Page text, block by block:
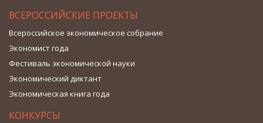
ВСЕРОССИЙСКИЕ ПРОЕКТЫ
Всероссийское экономическое собрание
Экономист года
Фестиваль экономической науки
Экономический диктант
Экономическая книга года
КОНКУРСЫ